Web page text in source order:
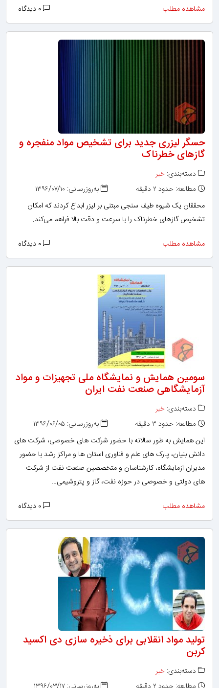
مشاهده مطلب
حسگر لیزری جدید برای تشخیص مواد منفجره و
گازهای خطرناک
دسته‌بندی: خبر
مطالعه: حدود ۲ دقیقه
به‌روزرسانی: ۱۳۹۶/۰۷/۱۰
محققان یک شیوه طیف سنجی مبتنی بر لیزر ابداع کردند که امکان
تشخیص گازهای خطرناک را با سرعت و دقت بالا فراهم می‌کند.
مشاهده مطلب
سومین همایش و نمایشگاه ملی تجهیزات و مواد
آزمایشگاهی صنعت نفت ایران
دسته‌بندی: خبر
مطالعه: حدود ۳ دقیقه
به‌روزرسانی: ۱۳۹۶/۰۶/۰۵
این همایش به طور سالانه با حضور شرکت های خصوصی، شرکت های
دانش بنیان، پارک های علم و فناوری استان ها و مراکز رشد با حضور
مدیران ازمایشگاه، کارشناسان و متخصصین صنعت نفت از شرکت
های دولتی و خصوصی در حوزه نفت، گاز و پتروشیمی…
مشاهده مطلب
تولید مواد انقلابی برای ذخیره سازی دی اکسید
کربن
دسته‌بندی: خبر